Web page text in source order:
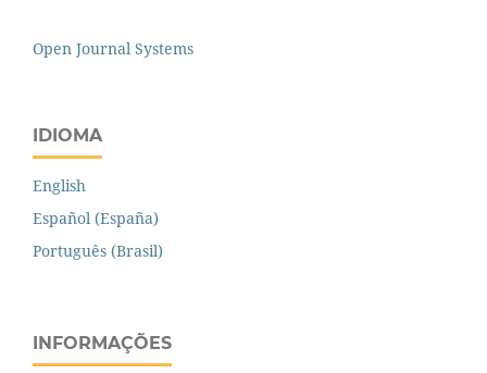
Open Journal Systems
IDIOMA
English
Español (España)
Português (Brasil)
INFORMAÇÕES